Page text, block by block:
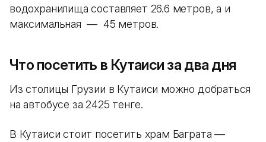
водохранилища составляет 26.6 метров, а и
максимальная — 45 метров.
Что посетить в Кутаиси за два дня
Из столицы Грузии в Кутаиси можно добраться
на автобусе за 2425 тенге.
В Кутаиси стоит посетить храм Баграта —